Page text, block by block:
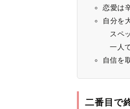
恋愛は
自分を
スペ
一人
自信を
二番目で